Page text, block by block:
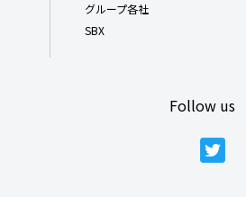
グループ各社
SBX
Follow us